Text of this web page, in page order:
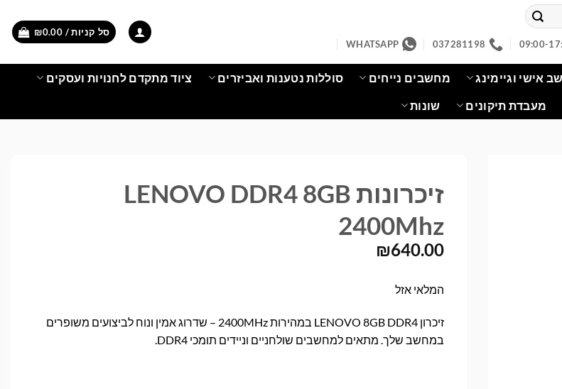
09:00-
037281198
WHATSAPP
סל קניות / ₪0.00
אישי וגיימינג מחשבים נייחים סוללות נטענות ואביזרים ציוד מתקדם לחנויות ועסקים
מעבדת תיקונים שונות
זיכרונות LENOVO DDR4 8GB
2400Mhz
₪640.00
המלאי אזל
זיכרון LENOVO 8GB DDR4 במהירות 2400MHz – שדרוג אמין ונוח לביצועים משופרים
במחשב שלך. מתאים למחשבים שולחניים וניידים תומכי DDR4.